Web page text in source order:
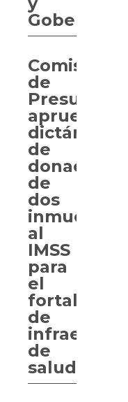
Comisión
de
aprueba
dictámenes
de
donación
de
dos
inmuebles
al
IMSS
para
el
de
de
salud